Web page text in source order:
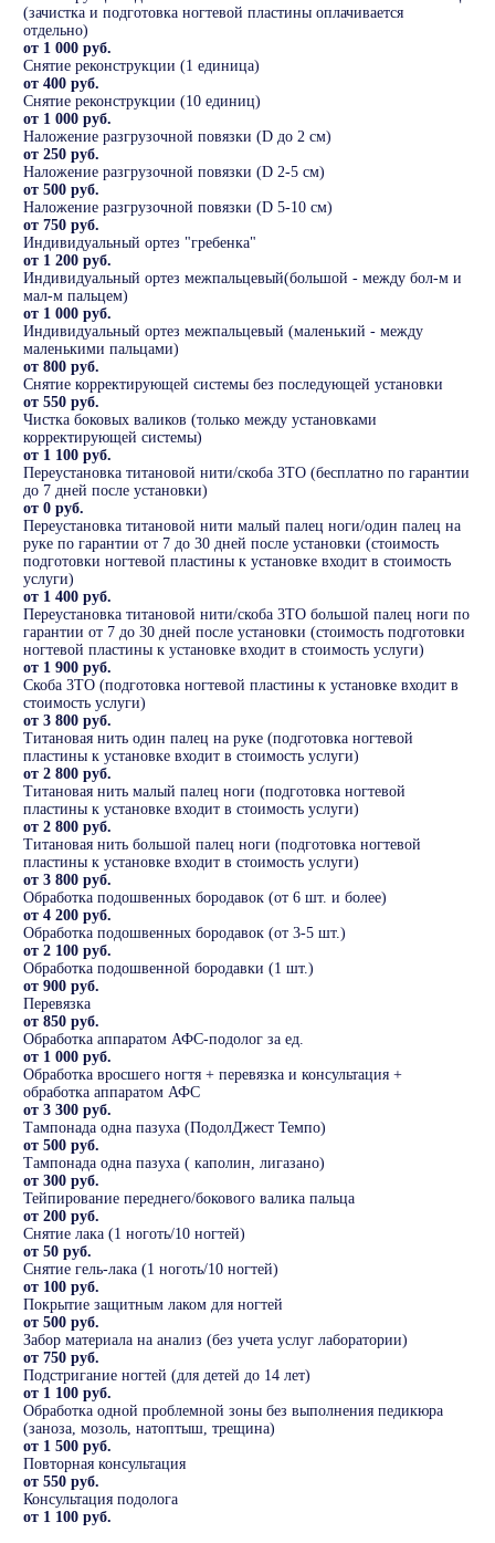
(зачистка и подготовка ногтевой пластины оплачивается
отдельно)
от 1 000 руб.
Снятие реконструкции (1 единица)
от 400 руб.
Снятие реконструкции (10 единиц)
от 1 000 руб.
Наложение разгрузочной повязки (D до 2 см)
от 250 руб.
Наложение разгрузочной повязки (D 2-5 см)
от 500 руб.
Наложение разгрузочной повязки (D 5-10 см)
от 750 руб.
Индивидуальный ортез "гребенка"
от 1 200 руб.
Индивидуальный ортез межпальцевый(большой - между бол-м и
мал-м пальцем)
от 1 000 руб.
Индивидуальный ортез межпальцевый (маленький - между
маленькими пальцами)
от 800 руб.
Снятие корректирующей системы без последующей установки
от 550 руб.
Чистка боковых валиков (только между установками
корректирующей системы)
от 1 100 руб.
Переустановка титановой нити/скоба 3ТО (бесплатно по гарантии
до 7 дней после установки)
от 0 руб.
Переустановка титановой нити малый палец ноги/один палец на
руке по гарантии от 7 до 30 дней после установки (стоимость
подготовки ногтевой пластины к установке входит в стоимость
услуги)
от 1 400 руб.
Переустановка титановой нити/скоба 3ТО большой палец ноги по
гарантии от 7 до 30 дней после установки (стоимость подготовки
ногтевой пластины к установке входит в стоимость услуги)
от 1 900 руб.
Скоба 3ТО (подготовка ногтевой пластины к установке входит в
стоимость услуги)
от 3 800 руб.
Титановая нить один палец на руке (подготовка ногтевой
пластины к установке входит в стоимость услуги)
от 2 800 руб.
Титановая нить малый палец ноги (подготовка ногтевой
пластины к установке входит в стоимость услуги)
от 2 800 руб.
Титановая нить большой палец ноги (подготовка ногтевой
пластины к установке входит в стоимость услуги)
от 3 800 руб.
Обработка подошвенных бородавок (от 6 шт. и более)
от 4 200 руб.
Обработка подошвенных бородавок (от 3-5 шт.)
от 2 100 руб.
Обработка подошвенной бородавки (1 шт.)
от 900 руб.
Перевязка
от 850 руб.
Обработка аппаратом АФС-подолог за ед.
от 1 000 руб.
Обработка вросшего ногтя + перевязка и консультация +
обработка аппаратом АФС
от 3 300 руб.
Тампонада одна пазуха (ПодолДжест Темпо)
от 500 руб.
Тампонада одна пазуха ( каполин, лигазано)
от 300 руб.
Тейпирование переднего/бокового валика пальца
от 200 руб.
Снятие лака (1 ноготь/10 ногтей)
от 50 руб.
Снятие гель-лака (1 ноготь/10 ногтей)
от 100 руб.
Покрытие защитным лаком для ногтей
от 500 руб.
Забор материала на анализ (без учета услуг лаборатории)
от 750 руб.
Подстригание ногтей (для детей до 14 лет)
от 1 100 руб.
Обработка одной проблемной зоны без выполнения педикюра
(заноза, мозоль, натоптыш, трещина)
от 1 500 руб.
Повторная консультация
от 550 руб.
Консультация подолога
от 1 100 руб.